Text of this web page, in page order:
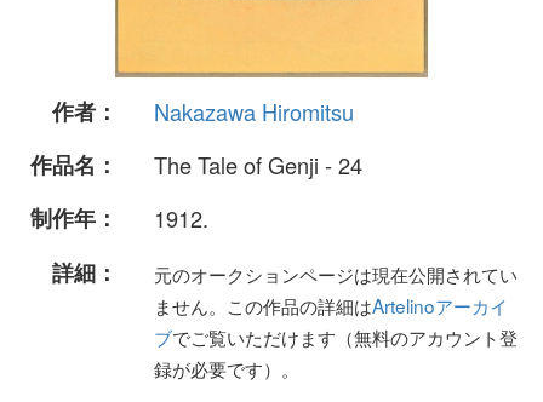
作者：
Nakazawa Hiromitsu
作品名：
The Tale of Genji - 24
制作年：
1912.
詳細：
元のオークションページは現在公開されてい
ません。この作品の詳細はArtelinoアーカイ
ブでご覧いただけます（無料のアカウント登
録が必要です）。